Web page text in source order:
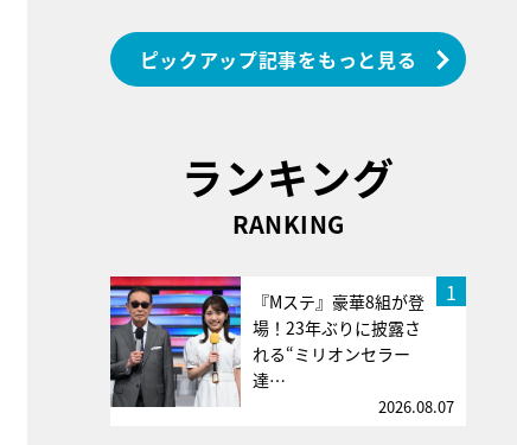
ピックアップ記事をもっと見る
ランキング
RANKING
1
『Mステ』豪華8組が登
場！23年ぶりに披露さ
れる“ミリオンセラー
達…
2026.08.07